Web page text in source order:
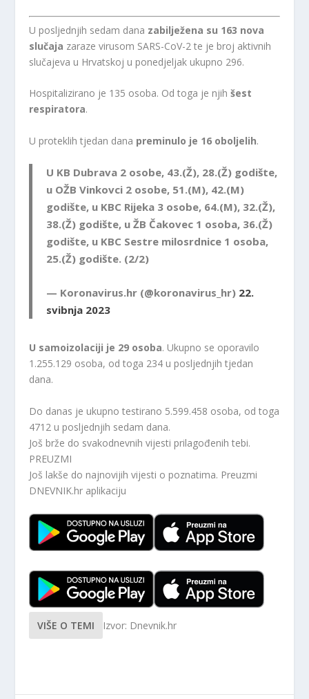
U posljednjih sedam dana zabilježena su 163 nova
slučaja zaraze virusom SARS-CoV-2 te je broj aktivnih
slučajeva u Hrvatskoj u ponedjeljak ukupno 296.
Hospitalizirano je 135 osoba. Od toga je njihšest
respiratora.
U proteklih tjedan dana preminulo je 16 oboljelih.
U KB Dubrava 2 osobe, 43.(Ž), 28.(Ž) godište,
u OŽB Vinkovci 2 osobe, 51.(M), 42.(M)
godište, u KBC Rijeka 3 osobe, 64.(M), 32.(Ž),
38.(Ž) godište, u ŽB Čakovec 1 osoba, 36.(Ž)
godište, u KBC Sestre milosrdnice 1 osoba,
25.(Ž) godište. (2/2)
— Koronavirus.hr (@koronavirus_hr) 22.
svibnja 2023
U samoizolaciji je 29 osoba. Ukupno se oporavilo
1.255.129 osoba, od toga 234 u posljednjih tjedan
dana.
Do danas je ukupno testirano 5.599.458 osoba, od toga
4712 u posljednjih sedam dana.
Još brže do svakodnevnih vijesti prilagođenih tebi.
PREUZMI
Još lakše do najnovijih vijesti o poznatima. Preuzmi
DNEVNIK.hr aplikaciju
VIŠE O TEMI Izvor: Dnevnik.hr